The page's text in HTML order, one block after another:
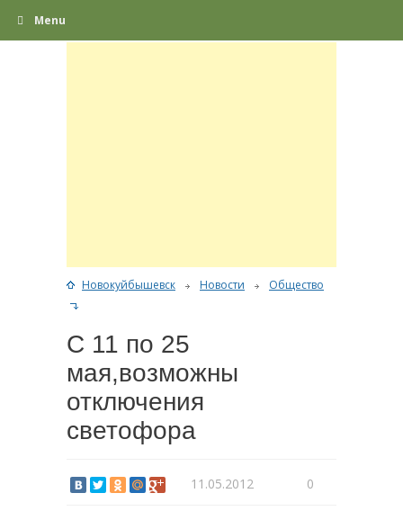
Menu
Новокуйбышевск Новости Общество
С 11 по 25
мая,возможны
отключения
светофора
11.05.2012 0